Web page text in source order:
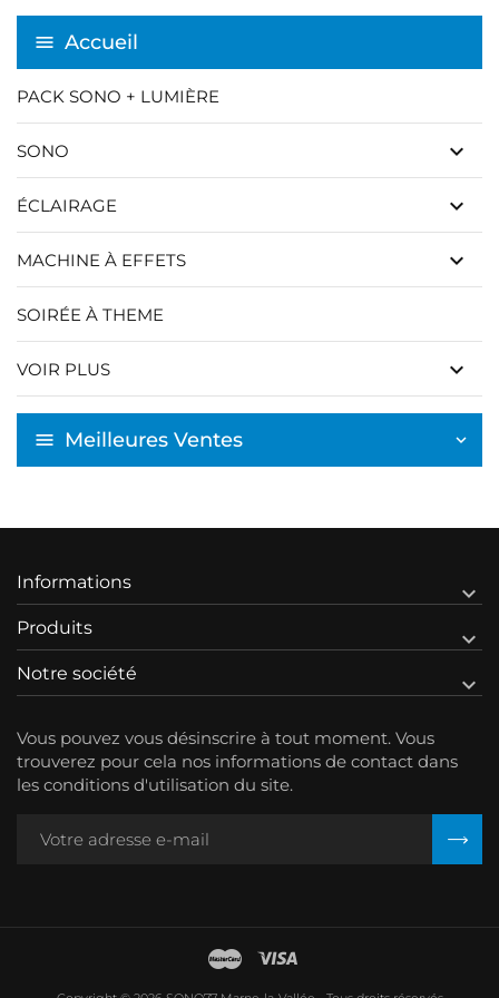
Accueil
PACK SONO + LUMIÈRE
SONO keyboard_arrow_down
ÉCLAIRAGE keyboard_arrow_down
MACHINE À EFFETS keyboard_arrow_down
SOIRÉE À THEME
VOIR PLUS keyboard_arrow_down
Meilleures Ventes
Informations 
Produits 
Notre société 
Annuler
Vous pouvez vous désinscrire à tout moment. Vous
trouverez pour cela nos informations de contact dans
les conditions d'utilisation du site.